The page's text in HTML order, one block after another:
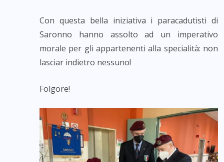
Con questa bella iniziativa i paracadutisti di
Saronno hanno assolto ad un imperativo
morale per gli appartenenti alla specialità: non
lasciar indietro nessuno!
Folgore!